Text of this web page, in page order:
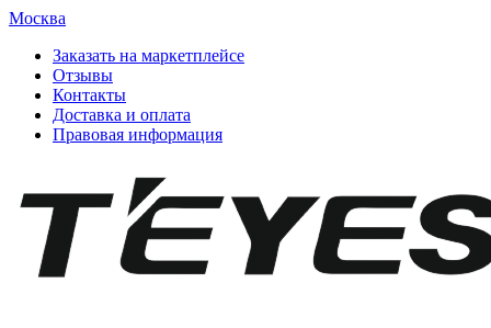
Москва
Заказать на маркетплейсе
Отзывы
Контакты
Доставка и оплата
Правовая информация